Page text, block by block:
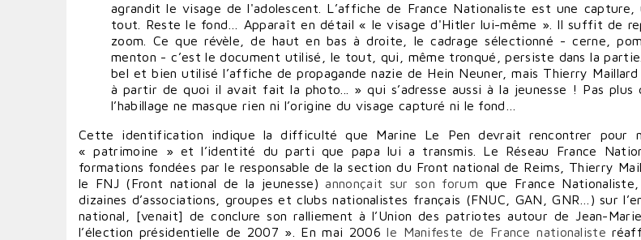
agrandit le visage de l'adolescent. L’affiche de France Nationaliste est une capture,
tout. Reste le fond… Apparaît en détail « le visage d'Hitler lui-même ». Il suffit de
zoom. Ce que révèle, de haut en bas à droite, le cadrage sélectionné - cerne,
menton - c’est le document utilisé, le tout, qui, même tronqué, persiste dans la
bel et bien utilisé l’affiche de propagande nazie de Hein Neuner, mais Thierry
à partir de quoi il avait fait la photo... » qui s’adresse aussi à la jeunesse ! Pas plus
l’habillage ne masque rien ni l’origine du visage capturé ni le fond…
Cette identification indique la difficulté que Marine Le Pen devrait rencontrer pour
« patrimoine » et l’identité du parti que papa lui a transmis. Le Réseau France
formations fondées par le responsable de la section du Front national de Reims, Thierry
le FNJ (Front national de la jeunesse)annonçait sur son forum que France
dizaines d’associations, groupes et clubs nationalistes français (FNUC, GAN, GNR…) sur
national, [venait] de conclure son ralliement à l’Union des patriotes autour de Jean-
l’élection présidentielle de 2007 ». En mai 2006le Manifeste de France nationaliste